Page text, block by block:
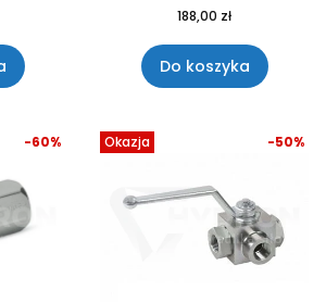
188,00 zł
Do koszyka
-60% Okazja -50%